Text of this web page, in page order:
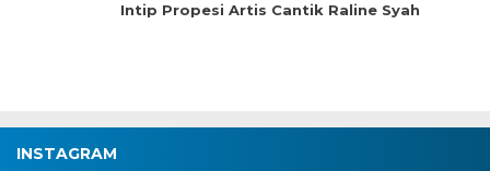
Intip Propesi Artis Cantik Raline Syah
INSTAGRAM